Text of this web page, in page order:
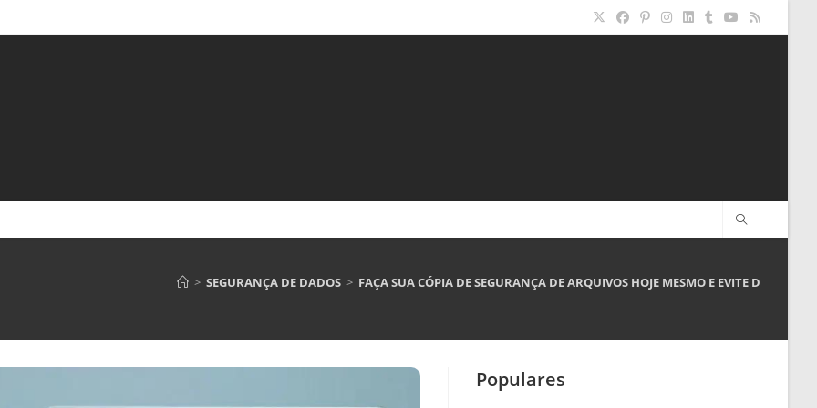
> SEGURANÇA DE DADOS > FAÇA SUA CÓPIA DE SEGURANÇA DE ARQUIVOS HOJE MESMO E EVITE
Populares